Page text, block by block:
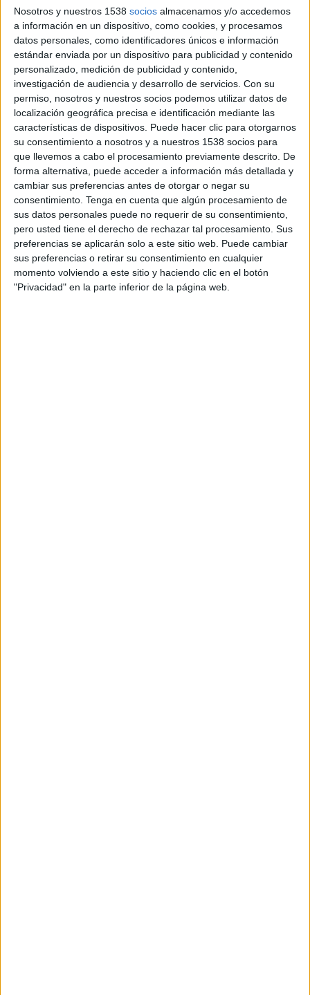
Nosotros y nuestros 1538 socios almacenamos y/o accedemos
a información en un dispositivo, como cookies, y procesamos
datos personales, como identificadores únicos e información
estándar enviada por un dispositivo para publicidad y contenido
personalizado, medición de publicidad y contenido,
investigación de audiencia y desarrollo de servicios. Con su
permiso, nosotros y nuestros socios podemos utilizar datos de
localización geográfica precisa e identificación mediante las
características de dispositivos. Puede hacer clic para otorgarnos
su consentimiento a nosotros y a nuestros 1538 socios para
que llevemos a cabo el procesamiento previamente descrito. De
forma alternativa, puede acceder a información más detallada y
cambiar sus preferencias antes de otorgar o negar su
consentimiento. Tenga en cuenta que algún procesamiento de
sus datos personales puede no requerir de su consentimiento,
pero usted tiene el derecho de rechazar tal procesamiento. Sus
preferencias se aplicarán solo a este sitio web. Puede cambiar
sus preferencias o retirar su consentimiento en cualquier
momento volviendo a este sitio y haciendo clic en el botón
"Privacidad" en la parte inferior de la página web.
IMPRIMIR
TWEET
SHARE
SHARE